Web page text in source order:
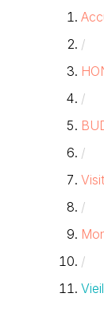
/
/
/
/
/